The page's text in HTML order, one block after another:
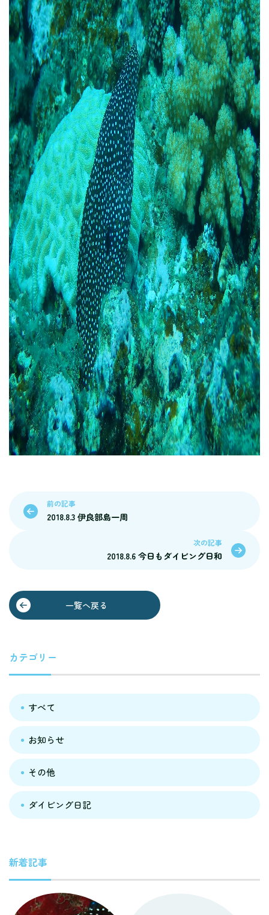
前の記事
2018.8.3 伊良部島一周
次の記事
2018.8.6 今日もダイビング日和
一覧へ戻る
カテゴリー
すべて
お知らせ
その他
ダイビング日記
新着記事